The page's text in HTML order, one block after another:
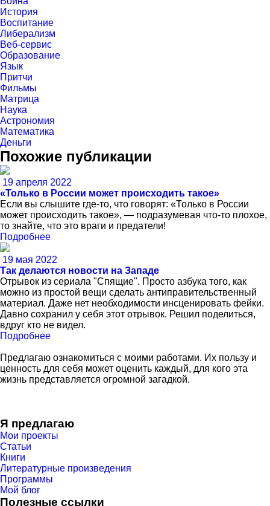
История
Воспитание
Либерализм
Веб-сервис
Образование
Язык
Притчи
Фильмы
Матрица
Наука
Астрономия
Математика
Деньги
Похожие публикации
19 апреля 2022
«Только в России может происходить такое»
Если вы слышите где-то, что говорят: «Только в России
может происходить такое», — подразумевая что-то плохое,
то знайте, что это враги и предатели!
Подробнее
19 мая 2022
Так делаются новости на Западе
Отрывок из сериала "Спящие". Просто азбука того, как
можно из простой вещи сделать антиправительственный
материал. Даже нет необходимости инсценировать фейки.
Давно сохранил у себя этот отрывок. Решил поделиться,
вдруг кто не видел.
Подробнее
Предлагаю ознакомиться с моими работами. Их пользу и
ценность для себя может оценить каждый, для кого эта
жизнь представляется огромной загадкой.
Я предлагаю
Мои проекты
Статьи
Книги
Литературные произведения
Программы
Мой блог
Полезные ссылки